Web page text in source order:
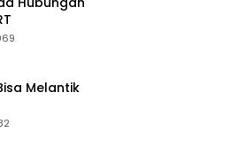
ART
Melantik